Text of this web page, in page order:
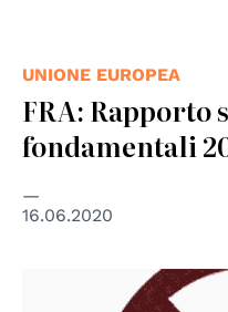
UNIONE EUROPEA
FRA:
fondamentali
16.06.2020